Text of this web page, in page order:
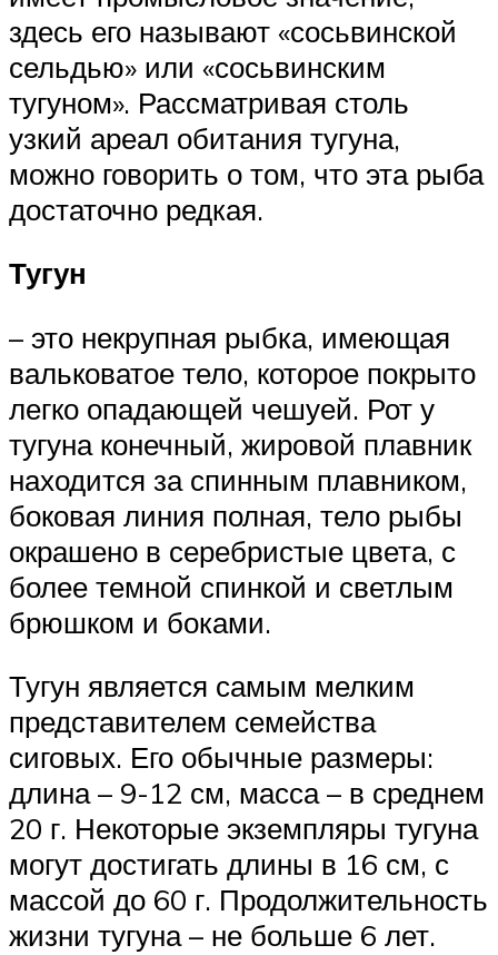
здесь его называют «сосьвинской
сельдью» или «сосьвинским
тугуном». Рассматривая столь
узкий ареал обитания тугуна,
можно говорить о том, что эта рыба
достаточно редкая.
Тугун
– это некрупная рыбка, имеющая
вальковатое тело, которое покрыто
легко опадающей чешуей. Рот у
тугуна конечный, жировой плавник
находится за спинным плавником,
боковая линия полная, тело рыбы
окрашено в серебристые цвета, с
более темной спинкой и светлым
брюшком и боками.
Тугун является самым мелким
представителем семейства
сиговых. Его обычные размеры:
длина – 9-12 см, масса – в среднем
20 г. Некоторые экземпляры тугуна
могут достигать длины в 16 см, с
массой до 60 г. Продолжительность
жизни тугуна – не больше 6 лет.